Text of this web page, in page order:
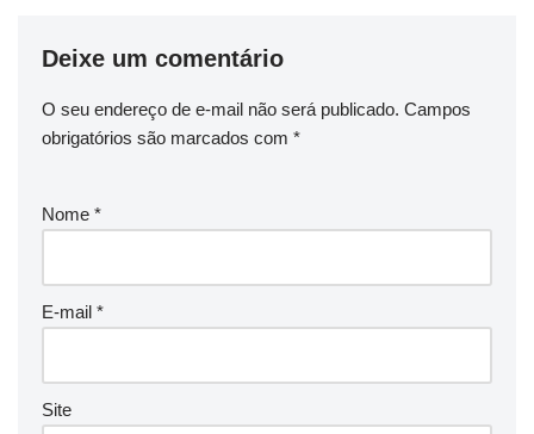
Deixe um comentário
O seu endereço de e-mail não será publicado. Campos
obrigatórios são marcados com *
Nome *
E-mail *
Site